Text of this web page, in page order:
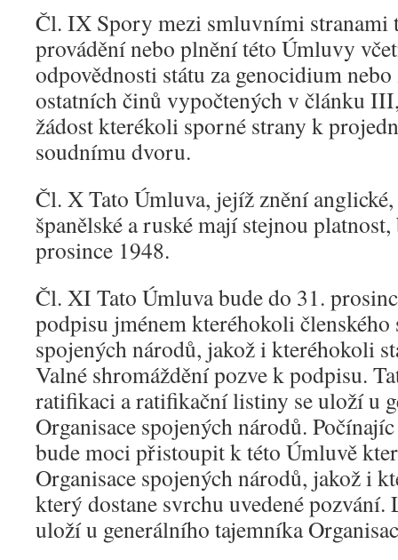
Čl. IX Spory mezi smluvními stranami
provádění nebo plnění této Úmluvy
odpovědnosti státu za genocidium
ostatních činů vypočtených v článku
žádost kterékoli sporné strany k
soudnímu dvoru.
Čl. X Tato Úmluva, jejíž znění
španělské a ruské mají stejnou
prosince 1948.
Čl. XI Tato Úmluva bude do 31.
podpisu jménem kteréhokoli členského
spojených národů, jakož i kteréhokoli
Valné shromáždění pozve k podpisu.
ratifikaci a ratifikační listiny se uloží u
Organisace spojených národů.
bude moci přistoupit k této Úmluvě
Organisace spojených národů, jakož i
který dostane svrchu uvedené
uloží u generálního tajemníka